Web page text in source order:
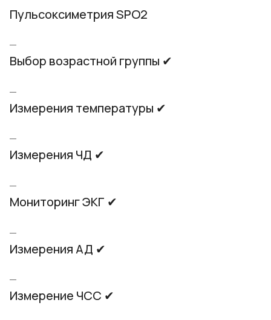
Пульсоксиметрия SPO2
Выбор возрастной группы ✔
Измерения температуры ✔
Измерения ЧД ✔
Мониторинг ЭКГ ✔
Измерения АД ✔
Измерение ЧСС ✔